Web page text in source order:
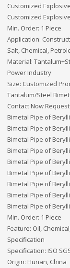
Customized
Customized
Min. Order: 1 Piece
Application:
Salt, Chemical,
Material:
Power Industry
Size: Customized
Tantalum/Steel
Contact Now
Bimetal Pipe of
Bimetal Pipe of
Bimetal Pipe of
Bimetal Pipe of
Bimetal Pipe of
Bimetal Pipe of
Bimetal Pipe of
Bimetal Pipe of
Bimetal Pipe of
Min. Order: 1 Piece
Feature: Oil,
Specification
Specification: ISO
Origin: Hunan, China